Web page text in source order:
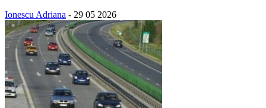
Ionescu Adriana - 29 05 2026